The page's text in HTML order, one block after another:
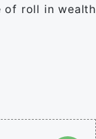
of roll in wealth